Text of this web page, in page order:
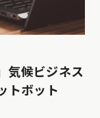
気候ビジネス
トボット